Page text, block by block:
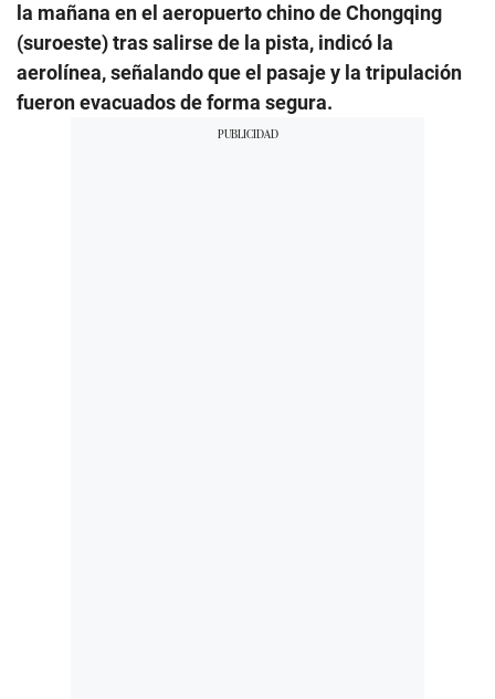
la mañana en el aeropuerto chino de Chongqing
(suroeste) tras salirse de la pista, indicó la
aerolínea, señalando que el pasaje y la tripulación
fueron evacuados de forma segura.